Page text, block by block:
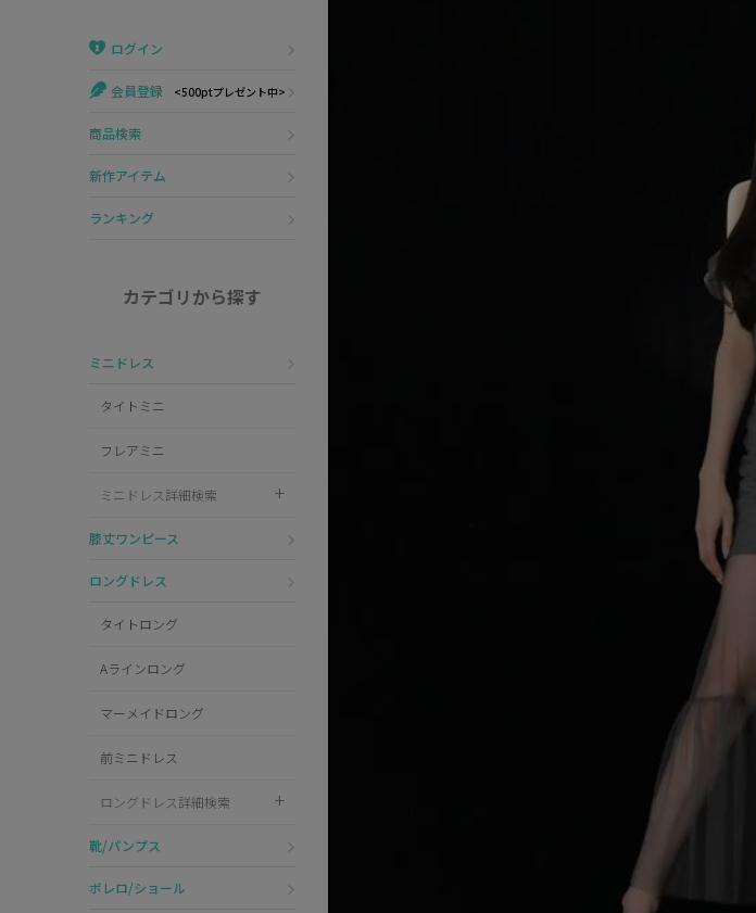
GLAMOROUS
ログイン
会員登録 <500ptプレゼント中>
商品検索
新作アイテム
ランキング
カテゴリから探す
ミニドレス
タイトミニ
フレアミニ
ミニドレス詳細検索
膝丈ワンピース
ロングドレス
タイトロング
Aラインロング
マーメイドロング
前ミニドレス
ロングドレス詳細検索
靴/パンプス
ボレロ/ショール